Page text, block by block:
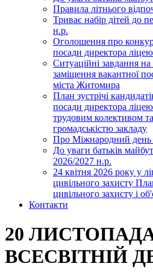
Правила літнього
Триває набір дітей до
н.р.
Оголошення про
посади директора
Ситуаційні завдання
заміщення вакантної
міста Житомира
План зустрічі
посади директора
трудовим колективом
громадськістю закладу
Про Міжнародний день
До уваги батьків
2026/2027 н.р.
24 квітня 2026 року у
цивільного захисту
цивільного захисту і
Контакти
20
ВСЕСВІТНІЙ